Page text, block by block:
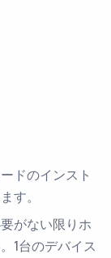
ドのインスト
す。
がない限りホ
1台のデバイス